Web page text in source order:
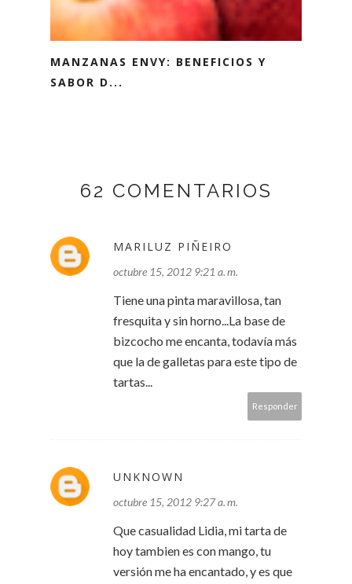
MANZANAS ENVY: BENEFICIOS Y
SABOR D...
62 COMENTARIOS
MARILUZ PIÑEIRO
octubre 15, 2012 9:21 a. m.
Tiene una pinta maravillosa, tan
fresquita y sin horno...La base de
bizcocho me encanta, todavía más
que la de galletas para este tipo de
tartas...
Responder
UNKNOWN
octubre 15, 2012 9:27 a. m.
Que casualidad Lidia, mi tarta de
hoy tambien es con mango, tu
versión me ha encantado, y es que